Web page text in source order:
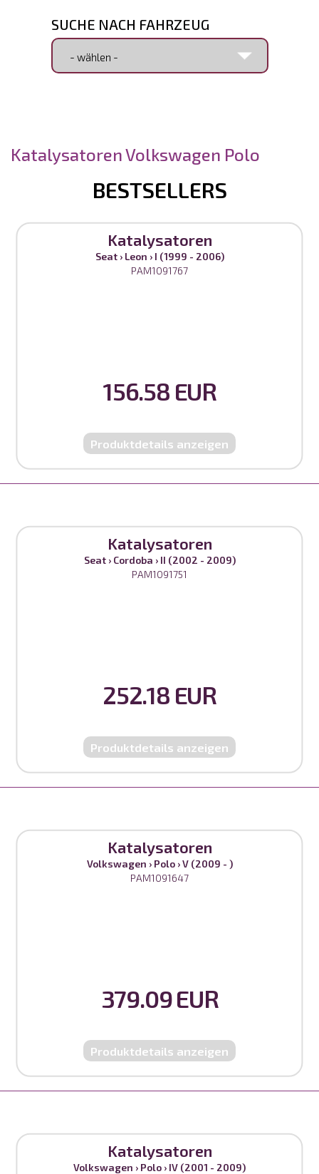
SUCHE NACH FAHRZEUG
Katalysatoren Volkswagen Polo
BESTSELLERS
Katalysatoren
Seat› Leon › I (1999 - 2006)
PAM1091767
156.58 EUR
Produktdetails anzeigen
Katalysatoren
Seat› Cordoba › II (2002 - 2009)
PAM1091751
252.18 EUR
Produktdetails anzeigen
Katalysatoren
Volkswagen › Polo›V (2009 - )
PAM1091647
379.09 EUR
Produktdetails anzeigen
Katalysatoren
Volkswagen › Polo › IV (2001 - 2009)